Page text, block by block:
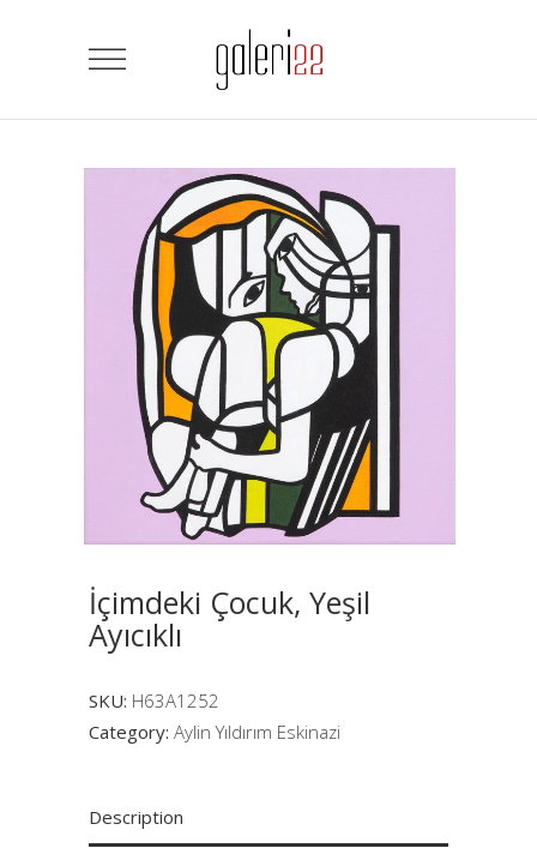
İçimdeki Çocuk, Yeşil
Ayıcıklı
SKU: H63A1252
Category: Aylin Yıldırım Eskinazi
Description